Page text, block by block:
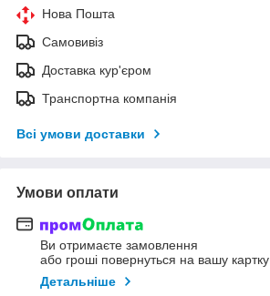
Нова Пошта
Самовивіз
Доставка кур'єром
Транспортна компанія
Всі умови доставки
Умови оплати
Ви отримаєте замовлення
або гроші повернуться на вашу картку
Детальніше